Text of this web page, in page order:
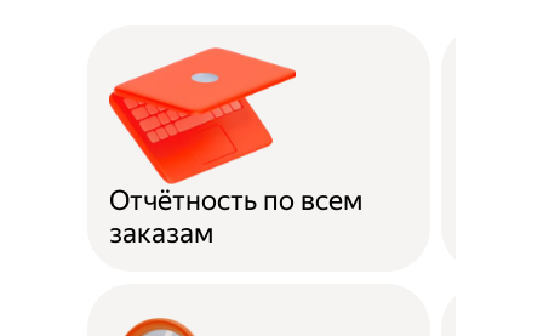
Отчётность по всем
заказам